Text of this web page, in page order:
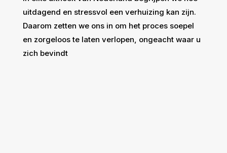
uitdagend en stressvol een verhuizing kan zijn.
Daarom zetten we ons in om het proces soepel
en zorgeloos te laten verlopen, ongeacht waar u
zich bevindt